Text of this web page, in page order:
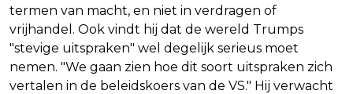
termen van macht, en niet in verdragen of
vrijhandel. Ook vindt hij dat de wereld Trumps
"stevige uitspraken" wel degelijk serieus moet
nemen. "We gaan zien hoe dit soort uitspraken zich
vertalen in de beleidskoers van de VS." Hij verwacht